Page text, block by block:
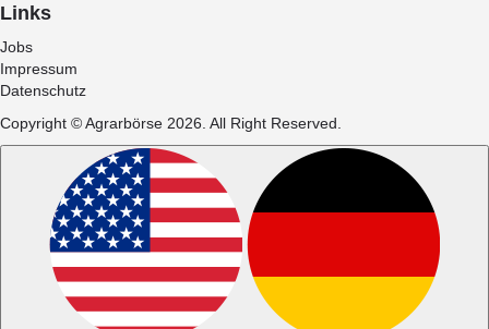
Links
Jobs
Impressum
Datenschutz
Copyright © Agrarbörse 2026. All Right Reserved.